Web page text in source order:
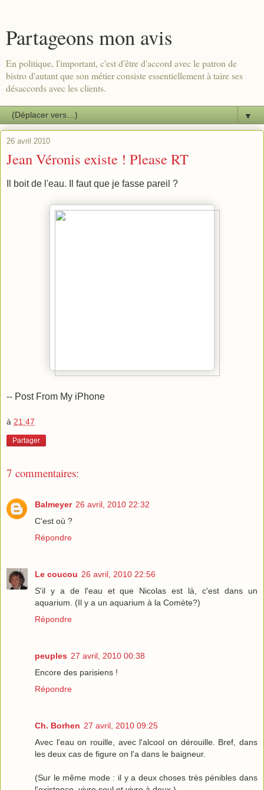
Partageons mon avis
En politique, l'important, c'est d'être d'accord avec le patron de
bistro d'autant que son métier consiste essentiellement à taire ses
désaccords avec les clients.
▼
26 avril 2010
Jean Véronis existe ! Please RT
Il boit de l'eau. Il faut que je fasse pareil ?
-- Post From My iPhone
à 21:47
Partager
7 commentaires:
Balmeyer 26 avril, 2010 22:32
C'est où ?
Répondre
Le coucou 26 avril, 2010 22:56
S'il y a de l'eau et que Nicolas est là, c'est dans un
aquarium. (Il y a un aquarium à la Comète?)
Répondre
peuples 27 avril, 2010 00:38
Encore des parisiens !
Répondre
Ch. Borhen 27 avril, 2010 09:25
Avec l'eau on rouille, avec l'alcool on dérouille. Bref, dans
les deux cas de figure on l'a dans le baigneur.
(Sur le même mode : il y a deux choses très pénibles dans